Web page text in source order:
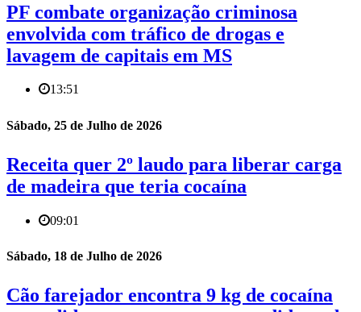
PF combate organização criminosa
envolvida com tráfico de drogas e
lavagem de capitais em MS
13:51
Sábado, 25 de Julho de 2026
Receita quer 2º laudo para liberar carga
de madeira que teria cocaína
09:01
Sábado, 18 de Julho de 2026
Cão farejador encontra 9 kg de cocaína